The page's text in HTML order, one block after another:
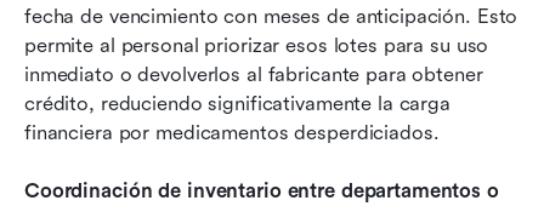
fecha de vencimiento con meses de anticipación. Esto
permite al personal priorizar esos lotes para su uso
inmediato o devolverlos al fabricante para obtener
crédito, reduciendo significativamente la carga
financiera por medicamentos desperdiciados.
Coordinación de inventario entre departamentos o